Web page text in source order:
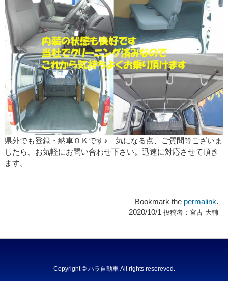
県外でも登録・納車ＯＫです♪ 気になる点、ご質問等ございま
したら、お気軽にお問い合わせ下さい。迅速に対応させて頂き
ます。
Bookmark the permalink.
2020/10/1 投稿者：宮古 大輔
Copyright © ハラ自動車 All rights resereved.Powered by DJCOM Inc.